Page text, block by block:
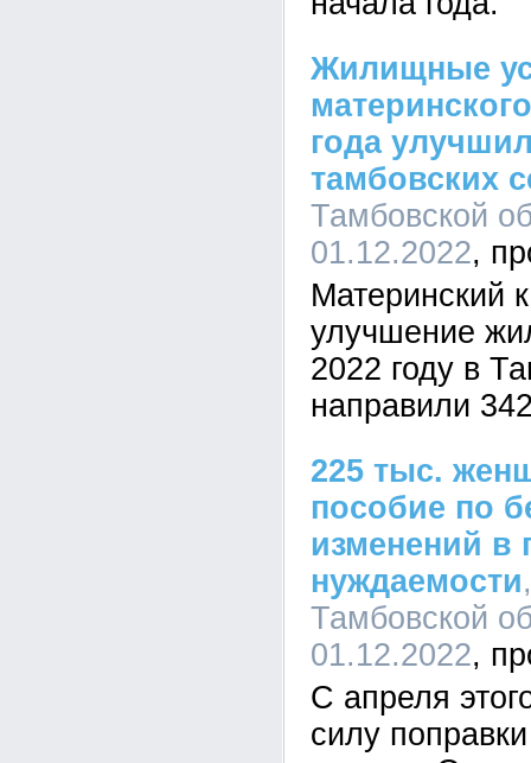
Жилищные
года
тамбовских
Тамбовской
01.12.2022
Материнский
улучшение
2022 году в
направили
225 тыс.
пособие по
изменений в
нуждаемости
Тамбовской
01.12.2022
С апреля
силу